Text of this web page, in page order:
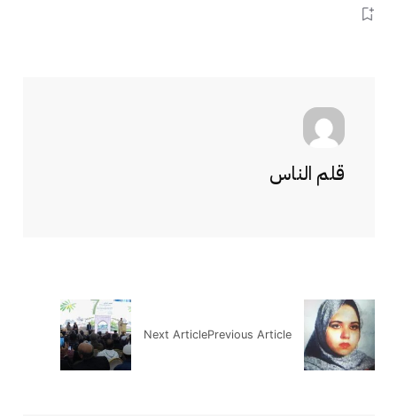
قلم الناس
Previous Article
Next Article